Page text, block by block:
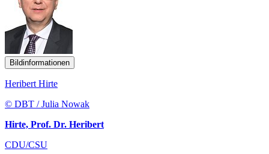
Bildinformationen
Heribert Hirte
© DBT / Julia Nowak
Hirte, Prof. Dr. Heribert
CDU/CSU